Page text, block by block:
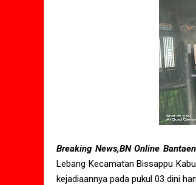
Breaking News,BN Online
Lebang Kecamatan Bissappu
kejadiaannya pada pukul 03 dini